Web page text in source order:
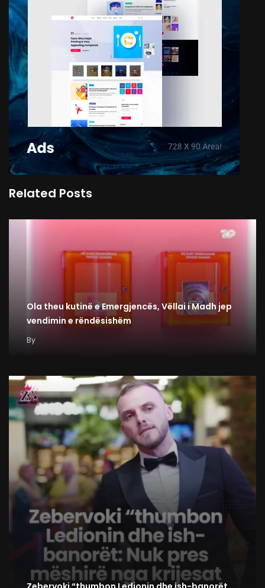
Related Posts
Ola theu kutinë e Emergjencës, Vëllai i Madh jep
vendimin e rëndësishëm
By